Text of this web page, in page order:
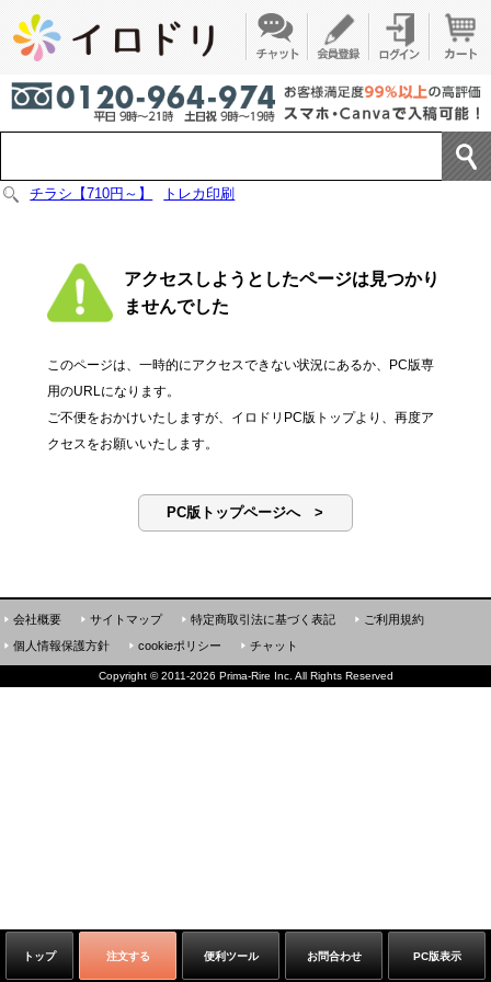
チラシ【710円～】 トレカ印刷
アクセスしようとしたページは見つかり
ませんでした
このページは、一時的にアクセスできない状況にあるか、PC版専
用のURLになります。
ご不便をおかけいたしますが、イロドリPC版トップより、再度ア
クセスをお願いいたします。
PC版トップページへ >
トップ 注文する 便利ツール お問合わせ PC版表示
会社概要 サイトマップ 特定商取引法に基づく表記
ご利用規約
個人情報保護方針
cookieポリシー チャット
Copyright ©2011-2026 Prima-Rire Inc. All Rights Reserved